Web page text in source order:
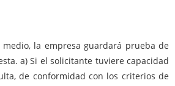
la empresa guardará prueba de
a) Si el solicitante tuviere capacidad
de conformidad con los criterios de